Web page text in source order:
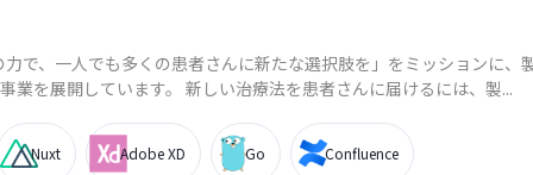
で、一人でも多くの患者さんに新たな選択肢を」をミッションに、
業を展開しています。 新しい治療法を患者さんに届けるには、製...
Nuxt Adobe XD Go Confluence